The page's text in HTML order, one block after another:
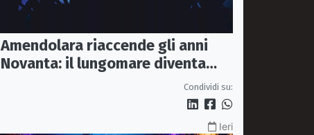
Amendolara riaccende gli anni
Novanta: il lungomare diventa
una discoteca a cielo apertoCondividi su:
Ieri